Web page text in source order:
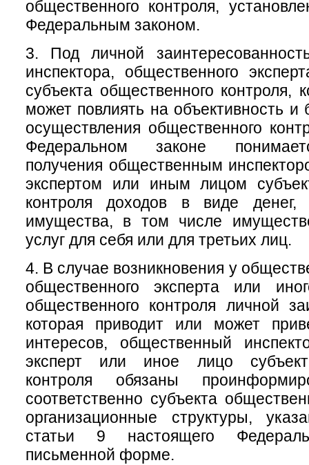
общественного контроля,
Федеральным законом.
3. Под личной
инспектора, общественного
субъекта общественного контроля,
может повлиять на объективность и
осуществления общественного
Федеральном законе
получения общественным
экспертом или иным лицом
контроля доходов в виде денег,
имущества, в том числе
услуг для себя или для третьих лиц.
4. В случае возникновения у
общественного эксперта или
общественного контроля личной
которая приводит или может
интересов, общественный
эксперт или иное лицо
контроля обязаны
соответственно субъекта
организационные структуры,
статьи 9 настоящего
письменной форме.